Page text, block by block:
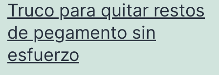
Truco para quitar restos
de pegamento sin
esfuerzo